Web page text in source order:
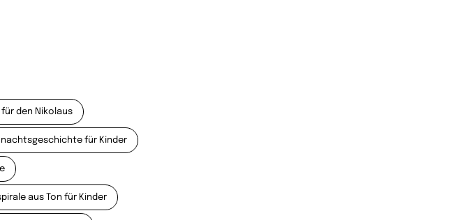
für den Nikolaus
für Kinder
aus Ton für Kinder